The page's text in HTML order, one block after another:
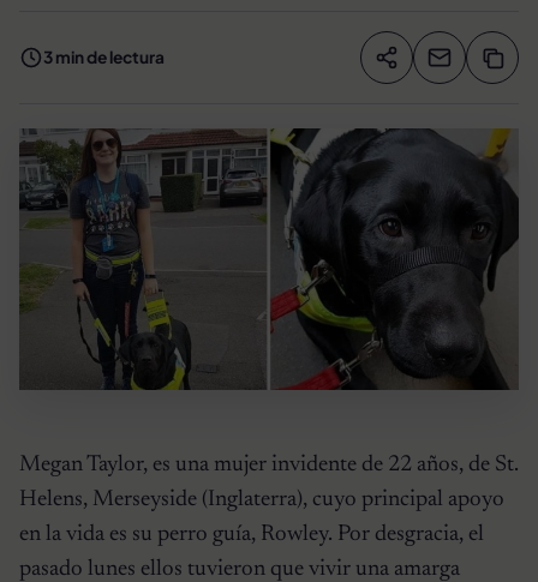
3 min de lectura Compartir
Megan Taylor, es una mujer invidente de 22 años, de St.
Helens, Merseyside (Inglaterra), cuyo principal apoyo
en la vida es su perro guía, Rowley. Por desgracia, el
pasado lunes ellos tuvieron que vivir una amarga